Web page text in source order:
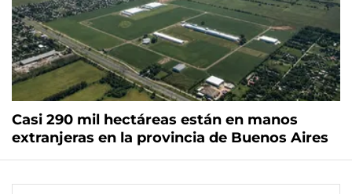
Casi 290 mil hectáreas están en manos
extranjeras en la provincia de Buenos Aires